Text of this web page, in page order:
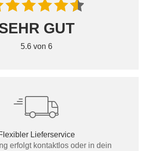
GUT
5.6 von 6
Lieferservice
erfolgt kontaktlos oder in dein